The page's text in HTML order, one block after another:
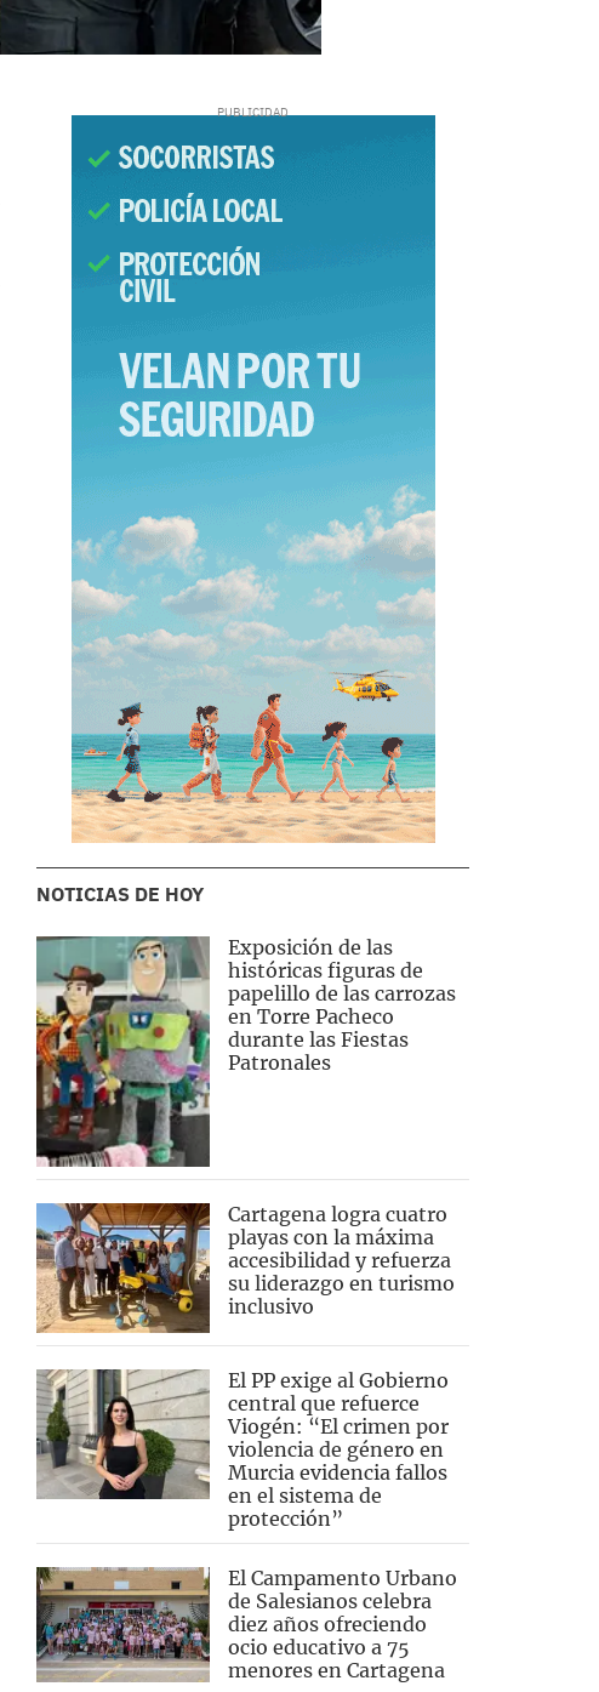
NOTICIAS DE HOY
Exposición de las
históricas figuras de
papelillo de las carrozas
en Torre Pacheco
durante las Fiestas
Patronales
Cartagena logra cuatro
playas con la máxima
accesibilidad y refuerza
su liderazgo en turismo
inclusivo
El PP exige al Gobierno
central que refuerce
Viogén: “El crimen por
violencia de género en
Murcia evidencia fallos
en el sistema de
protección”
El Campamento Urbano
de Salesianos celebra
diez años ofreciendo
ocio educativo a 75
menores en Cartagena